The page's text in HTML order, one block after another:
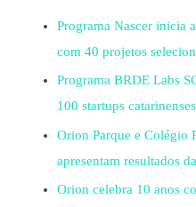
Programa Nascer inicia
com 40 projetos
Programa BRDE Labs
100 startups
Orion Parque e Colégio
apresentam resultados
Orion celebra 10 anos